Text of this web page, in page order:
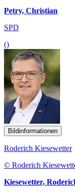
Petry, Christian
SPD
()
Bildinformationen
Roderich Kiesewetter
© Roderich
Kiesewetter,